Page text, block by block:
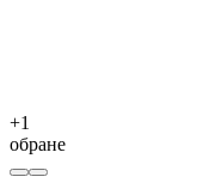
+1
обране